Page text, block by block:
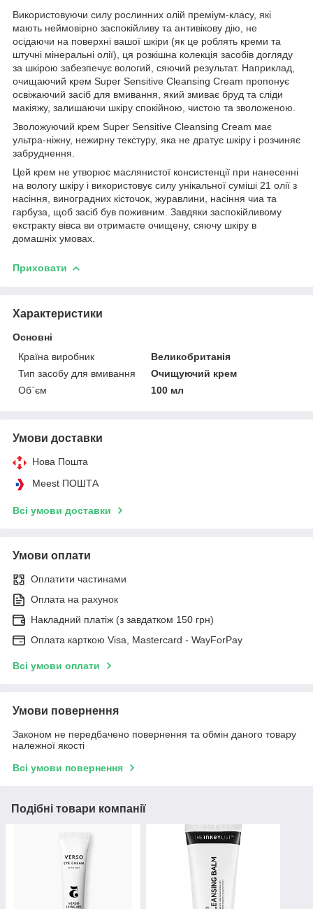
Використовуючи силу рослинних олій преміум-класу, які
мають неймовірно заспокійливу та антивікову дію, не
осідаючи на поверхні вашої шкіри (як це роблять креми та
штучні мінеральні олії), ця розкішна колекція засобів догляду
за шкірою забезпечує вологий, сяючий результат. Наприклад,
очищаючий крем Super Sensitive Cleansing Cream пропонує
освіжаючий засіб для вмивання, який змиває бруд та сліди
макіяжу, залишаючи шкіру спокійною, чистою та зволоженою.
Зволожуючий крем Super Sensitive Cleansing Cream має
ультра-ніжну, нежирну текстуру, яка не дратує шкіру і розчиняє
забруднення.
Цей крем не утворює маслянистої консистенції при нанесенні
на вологу шкіру і використовує силу унікальної суміші 21 олії з
насіння, виноградних кісточок, журавлини, насіння чиа та
гарбуза, щоб засіб був поживним. Завдяки заспокійливому
екстракту вівса ви отримаєте очищену, сяючу шкіру в
домашніх умовах.
Приховати
Характеристики
Основні
Країна виробник
Великобританія
Тип засобу для вмивання
Очищуючий крем
Об`єм
100 мл
Умови доставки
Нова Пошта
Meest ПОШТА
Всі умови доставки
Умови оплати
Оплатити частинами
Оплата на рахунок
Накладний платіж (з завдатком 150 грн)
Оплата карткою Visa, Mastercard - WayForPay
Всі умови оплати
Умови повернення
Законом не передбачено повернення та обмін даного товару
належної якості
Всі умови повернення
Подібні товари компанії